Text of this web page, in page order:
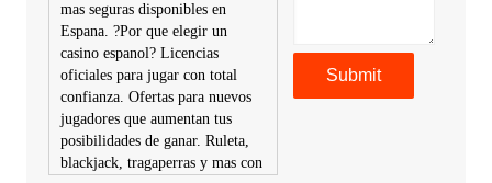
mas seguras disponibles en
Espana. ?Por que elegir un
casino espanol? Licencias
oficiales para jugar con total
confianza. Ofertas para nuevos
jugadores que aumentan tus
posibilidades de ganar. Ruleta,
blackjack, tragaperras y mas con